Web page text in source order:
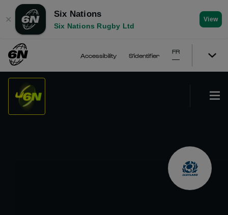
✕
Six Nations
Six Nations Rugby Ltd
View
Accessibility S'identifier
FR